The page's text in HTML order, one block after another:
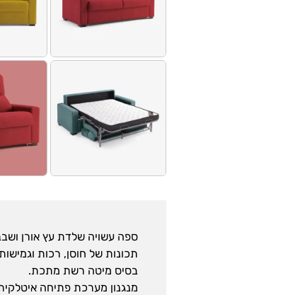
ספה עשויה שלדת עץ אורן
תכונות של חוסן, רכות
בסיס מיטה רשת מתכת.
מנגנון מערכת פתיחה